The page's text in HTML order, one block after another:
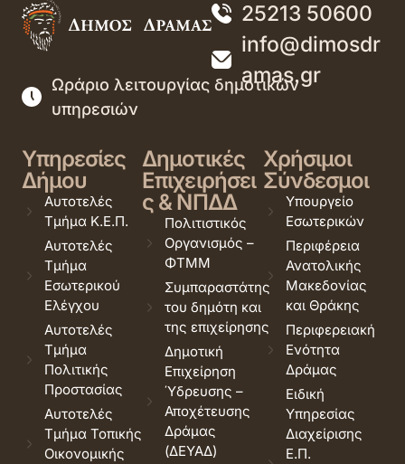
25213 50600
info@dimosdr
amas.gr
Ωράριο λειτουργίας δημοτικών
υπηρεσιών
Υπηρεσίες
Δήμου
Αυτοτελές
Τμήμα Κ.Ε.Π.
Αυτοτελές
Τμήμα
Εσωτερικού
Ελέγχου
Αυτοτελές
Τμήμα
Πολιτικής
Προστασίας
Αυτοτελές
Τμήμα Τοπικής
Οικονομικής
Δημοτικές
Επιχειρήσει
ς & ΝΠΔΔ
Πολιτιστικός
Οργανισμός –
ΦΤΜΜ
Συμπαραστάτης
του δημότη και
της επιχείρησης
Δημοτική
Επιχείρηση
Ύδρευσης –
Αποχέτευσης
Δράμας
(ΔΕΥΑΔ)
Χρήσιμοι
Σύνδεσμοι
Υπουργείο
Εσωτερικών
Περιφέρεια
Ανατολικής
Μακεδονίας
και Θράκης
Περιφερειακή
Ενότητα
Δράμας
Ειδική
Υπηρεσίας
Διαχείρισης
Ε.Π.